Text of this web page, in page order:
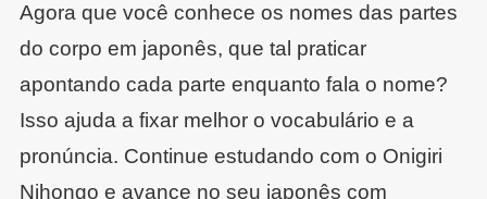
Agora que você conhece os nomes das partes
do corpo em japonês, que tal praticar
apontando cada parte enquanto fala o nome?
Isso ajuda a fixar melhor o vocabulário e a
pronúncia. Continue estudando com o Onigiri
Nihongo e avance no seu japonês com